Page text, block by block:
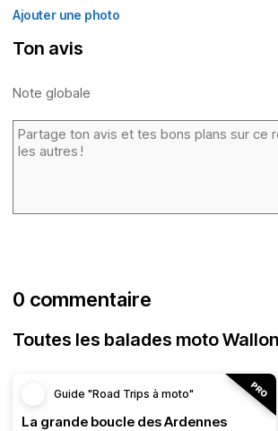
Ajouter une photo
Ton avis
Note globale
0 commentaire
Toutes les balades moto
Guide "Road Trips à moto"
La grande boucle des Ardennes